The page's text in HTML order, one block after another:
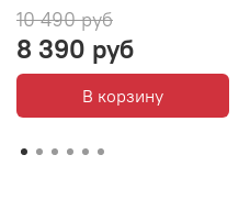
10 490 руб
8 390 руб
В корзину